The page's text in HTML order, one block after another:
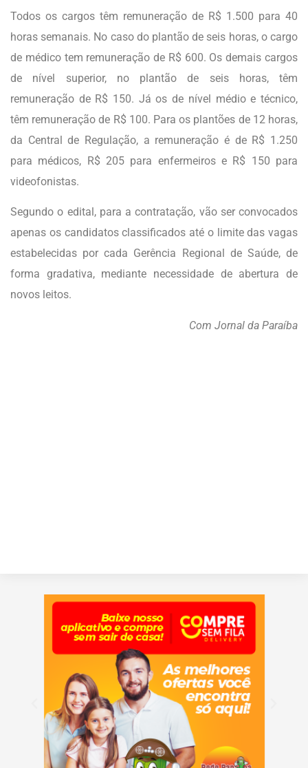
Todos os cargos têm remuneração de R$ 1.500 para 40
horas semanais. No caso do plantão de seis horas, o cargo
de médico tem remuneração de R$ 600. Os demais cargos
de nível superior, no plantão de seis horas, têm
remuneração de R$ 150. Já os de nível médio e técnico,
têm remuneração de R$ 100. Para os plantões de 12 horas,
da Central de Regulação, a remuneração é de R$ 1.250
para médicos, R$ 205 para enfermeiros e R$ 150 para
videofonistas.
Segundo o edital, para a contratação, vão ser convocados
apenas os candidatos classificados até o limite das vagas
estabelecidas por cada Gerência Regional de Saúde, de
forma gradativa, mediante necessidade de abertura de
novos leitos.
Com Jornal da Paraíba